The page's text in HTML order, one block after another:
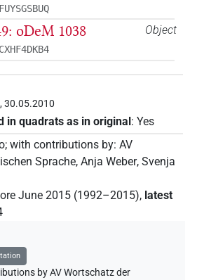
Object
oDeM 1038
30.05.2010
in quadrats as in original : Yes
; with contributions by: AV
Sprache, Anja Weber, Svenja
June 2015 (1992–2015), latest
byAV Wortschatz der